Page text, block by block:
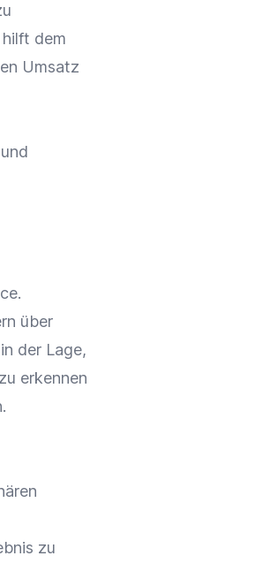
dem
Umsatz
und
.
über
der Lage,
erkennen
zu